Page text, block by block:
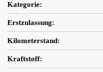
Kategorie:
Erstzulassung:
Kilometerstand:
Kraftstoff: